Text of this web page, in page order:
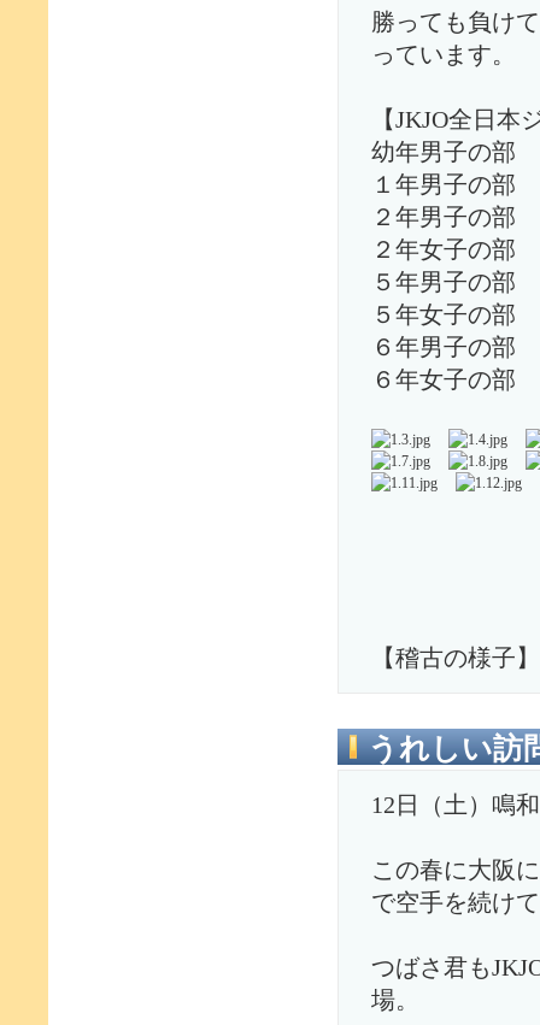
勝っても負け
っています。
【JKJO全日
幼年男子の
１年男子の
２年男子の
２年女子の
５年男子の
５年女子の
６年男子の
６年女子の
【稽古の様子】
うれしい訪
12日（土）鳴
この春に大阪
で空手を続け
つばさ君も
場。